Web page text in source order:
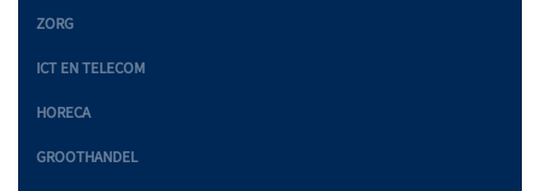
ZORG
ICT EN TELECOM
HORECA
GROOTHANDEL